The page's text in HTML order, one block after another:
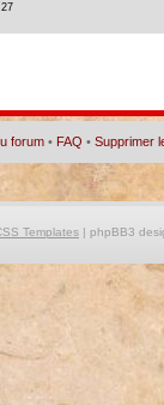
27
forum • FAQ •Supprimer
Templates| phpBB3